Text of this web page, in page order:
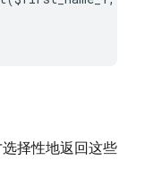
择性地返回这些